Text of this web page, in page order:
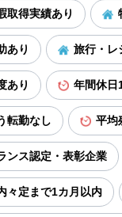
取得実績あり
あり 旅行・レ
あり 年間休日
転勤なし 平均
ンス認定・表彰企業
々定まで1カ月以内